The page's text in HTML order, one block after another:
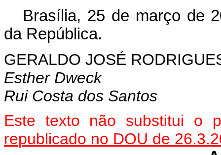
Brasília, 25 de março de
da República.
GERALDO JOSÉ
Esther Dweck
Rui Costa dos Santos
Este texto não substitui o
republicado no DOU de